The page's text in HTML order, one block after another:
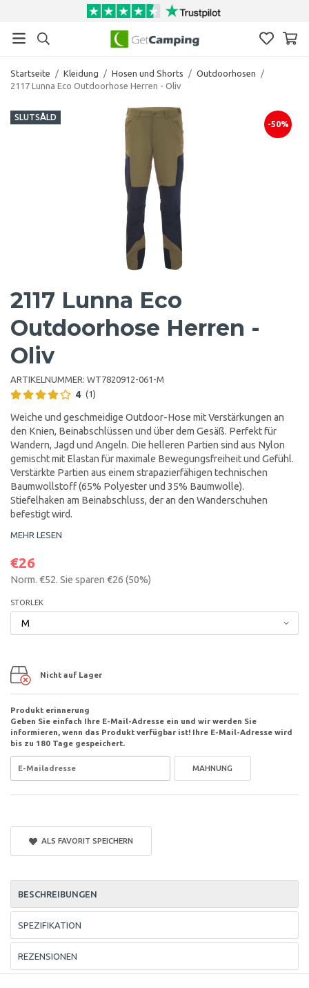
Startseite / Kleidung / Hosen und Shorts / Outdoorhosen
/
2117 Lunna Eco Outdoorhose Herren - Oliv
SLUTSÅLD
-50%
2117 Lunna Eco
Outdoorhose Herren -
Oliv
ARTIKELNUMMER: WT7820912-061-M
4 (1)
Weiche und geschmeidige Outdoor-Hose mit Verstärkungen an
den Knien, Beinabschlüssen und über dem Gesäß. Perfekt für
Wandern, Jagd und Angeln. Die helleren Partien sind aus Nylon
gemischt mit Elastan für maximale Bewegungsfreiheit und Gefühl.
Verstärkte Partien aus einem strapazierfähigen technischen
Baumwollstoff (65% Polyester und 35% Baumwolle).
Stiefelhaken am Beinabschluss, der an den Wanderschuhen
befestigt wird.
MEHR LESEN
€26
Norm. €52. Sie sparen €26 (50%)
STORLEK
Nicht auf Lager
Produkt erinnerung
Geben Sie einfach Ihre E-Mail-Adresse ein und wir werden Sie
informieren, wenn das Produkt verfügbar ist! Ihre E-Mail-Adresse wird
bis zu 180 Tage gespeichert.
MAHNUNG
ALS FAVORIT SPEICHERN
BESCHREIBUNGEN
SPEZIFIKATION
REZENSIONEN